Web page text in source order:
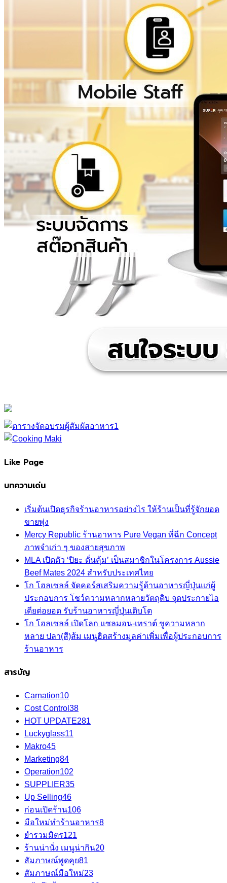
Like Page
บทความเด่น
เริ่มต้นเปิดธุรกิจร้านอาหารอย่างไร ให้ร้านเป็นที่รู้จักยอด
ขายพุ่ง
Mercy Republic ร้านอาหาร Pure Vegan ที่ฉีก Concept
ภาพจำเก่า ๆ ของสายสุขภาพ
MLA เปิดตัว ‘ปิยะ ดั่นคุ้ม’ เป็นสมาชิกในโครงการ Aussie
Beef Mates 2024 สำหรับประเทศไทย
โก โฮลเซลล์ จัดคอร์สเสริมความรู้ด้านอาหารญี่ปุ่นแก่ผู้
ประกอบการ โชว์ความหลากหลายวัตถุดิบ จุดประกายไอ
เดียต่อยอด รับร้านอาหารญี่ปุ่นเติบโต
โก โฮลเซลล์ เปิดโลก แซลมอน-เทราต์ ชูความหลาก
หลาย ปลา(สี)ส้ม เมนูฮิตสร้างมูลค่าเพิ่มเพื่อผู้ประกอบการ
ร้านอาหาร
สารบัญ
Carnation10
Cost Control 38
HOT UPDATE281
Luckyglass11
Makro45
Marketing84
Operation102
SUPPLIER35
Up Selling46
ก่อนเปิดร้าน106
มือใหม่ทำร้านอาหาร8
ยำรวมมิตร121
ร้านน่านั่ง เมนูน่ากิน20
สัมภาษณ์พูดคุย81
สัมภาษณ์มือใหม่23